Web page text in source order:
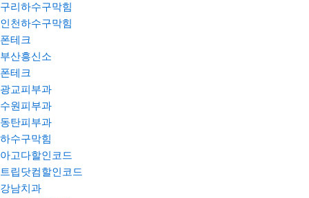
구리하수구막힘
인천하수구막힘
폰테크
부산흥신소
폰테크
광교피부과
수원피부과
동탄피부과
하수구막힘
아고다할인코드
트립닷컴할인코드
강남치과